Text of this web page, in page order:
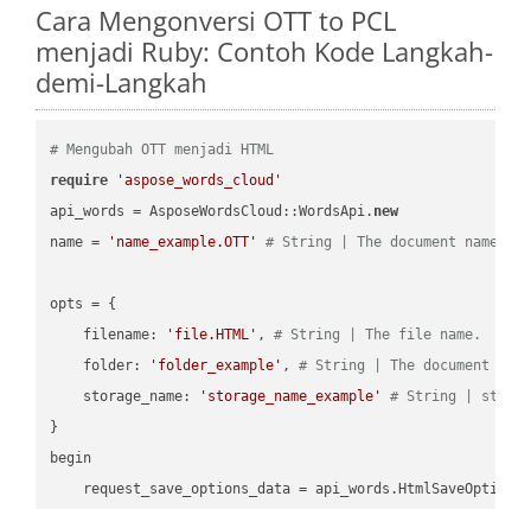
Cara Mengonversi OTT to PCL
menjadi Ruby: Contoh Kode Langkah-
demi-Langkah
# Mengubah OTT menjadi HTML
require
'aspose_words_cloud'
api_words = AsposeWordsCloud::WordsApi. new
name =
'name_example.OTT' # String | The document name.
opts = {
    filename:
'file.HTML' , # String | The file name.
    folder:
'folder_example' , # String | The document
    storage_name:
'storage_name_example'
# String |
}
begin
request_save_options_data =